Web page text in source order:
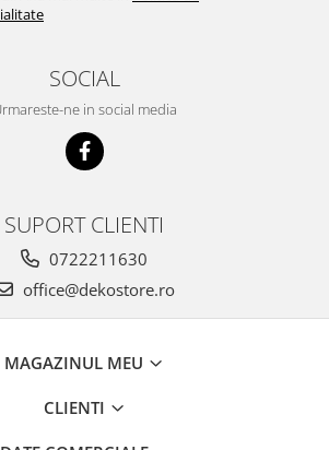
SOCIAL
ne in social media
SUPORT CLIENTI
0722211630
office@dekostore.ro
MAGAZINUL MEU
CLIENTI